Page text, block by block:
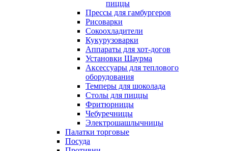
пиццы
Прессы для гамбургеров
Рисоварки
Сокоохладители
Кукурузоварки
Аппараты для хот-догов
Установки Шаурма
Аксессуары для теплового
оборудования
Темперы для шоколада
Столы для пиццы
Фритюрницы
Чебуречницы
Электрошашлычницы
Палатки торговые
Посуда